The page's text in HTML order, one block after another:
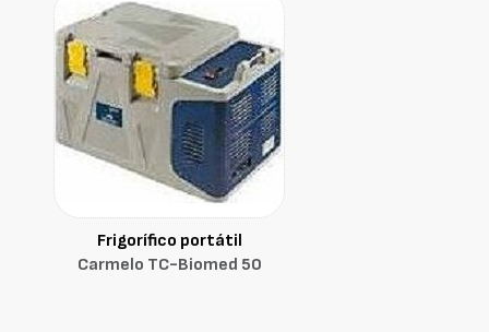
Frigorífico portátil
Carmelo TC-Biomed 50